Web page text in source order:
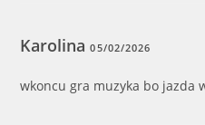
Karolina05/02/2026
wkoncu gra muzyka bo jazda